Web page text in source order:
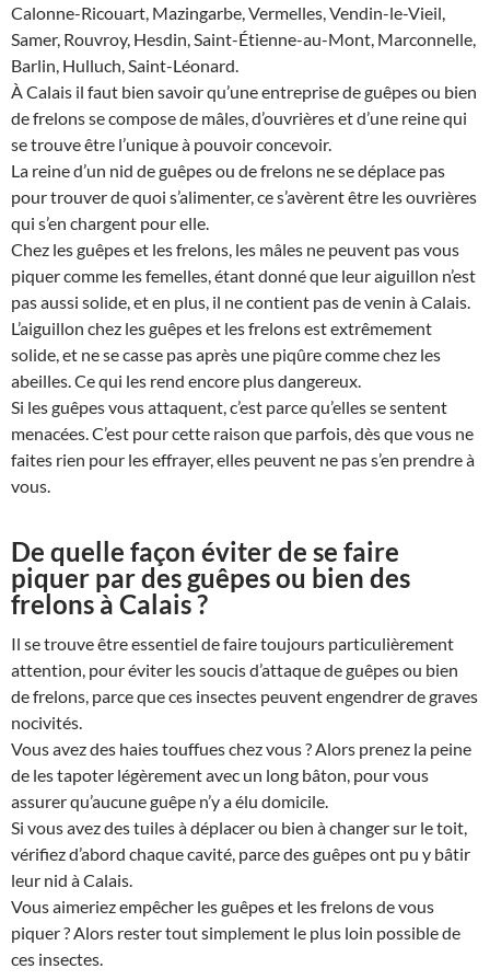
Calonne-Ricouart, Mazingarbe, Vermelles, Vendin-le-Vieil,
Samer, Rouvroy, Hesdin, Saint-Étienne-au-Mont, Marconnelle,
Barlin, Hulluch, Saint-Léonard.
À Calais il faut bien savoir qu’une entreprise de guêpes ou bien
de frelons se compose de mâles, d’ouvrières et d’une reine qui
se trouve être l’unique à pouvoir concevoir.
La reine d’un nid de guêpes ou de frelons ne se déplace pas
pour trouver de quoi s’alimenter, ce s’avèrent être les ouvrières
qui s’en chargent pour elle.
Chez les guêpes et les frelons, les mâles ne peuvent pas vous
piquer comme les femelles, étant donné que leur aiguillon n’est
pas aussi solide, et en plus, il ne contient pas de venin à Calais.
L’aiguillon chez les guêpes et les frelons est extrêmement
solide, et ne se casse pas après une piqûre comme chez les
abeilles. Ce qui les rend encore plus dangereux.
Si les guêpes vous attaquent, c’est parce qu’elles se sentent
menacées. C’est pour cette raison que parfois, dès que vous ne
faites rien pour les effrayer, elles peuvent ne pas s’en prendre à
vous.
De quelle façon éviter de se faire
piquer par des guêpes ou bien des
frelons à Calais ?
Il se trouve être essentiel de faire toujours particulièrement
attention, pour éviter les soucis d’attaque de guêpes ou bien
de frelons, parce que ces insectes peuvent engendrer de graves
nocivités.
Vous avez des haies touffues chez vous ? Alors prenez la peine
de les tapoter légèrement avec un long bâton, pour vous
assurer qu’aucune guêpe n’y a élu domicile.
Si vous avez des tuiles à déplacer ou bien à changer sur le toit,
vérifiez d’abord chaque cavité, parce des guêpes ont pu y bâtir
leur nid à Calais.
Vous aimeriez empêcher les guêpes et les frelons de vous
piquer ? Alors rester tout simplement le plus loin possible de
ces insectes.